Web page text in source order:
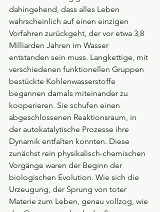
dahingehend, dass alles Leben
wahrscheinlich auf einen einzigen
Vorfahren zurückgeht, der vor etwa 3,8
Milliarden Jahren im Wasser
entstanden sein muss. Langkettige, mit
verschiedenen funktionellen Gruppen
bestückte Kohlenwasserstoffe
begannen damals miteinander zu
kooperieren. Sie schufen einen
abgeschlossenen Reaktionsraum, in
der autokatalytische Prozesse ihre
Dynamik entfalten konnten. Diese
zunächst rein physikalisch-chemischen
Vorgänge waren der Beginn der
biologischen Evolution. Wie sich die
Urzeugung, der Sprung von toter
Materie zum Leben, genau vollzog, wie